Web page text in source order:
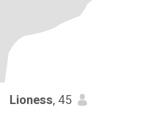
Lioness, 45